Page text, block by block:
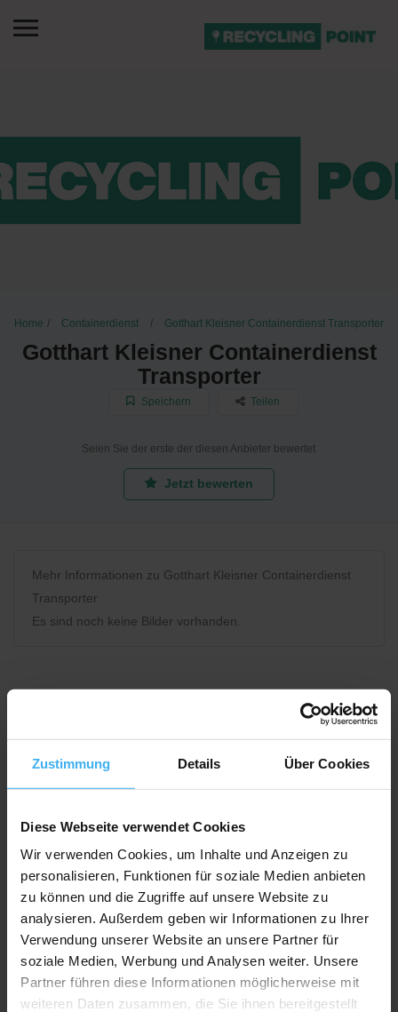
Zustimmung Details Über Cookies
Diese Webseite verwendet Cookies
Wir verwenden Cookies, um Inhalte und Anzeigen zu
personalisieren, Funktionen für soziale Medien anbieten
zu können und die Zugriffe auf unsere Website zu
analysieren. Außerdem geben wir Informationen zu Ihrer
Verwendung unserer Website an unsere Partner für
soziale Medien, Werbung und Analysen weiter. Unsere
Partner führen diese Informationen möglicherweise mit
weiteren Daten zusammen, die Sie ihnen bereitgestellt
Home Containerdienst Gotthart Kleisner Containerdienst Transporter
Gotthart Kleisner Containerdienst
Transporter
Speichern Teilen
Seien Sie der erste der diesen Anbieter bewertet
Jetzt bewerten
Mehr Informationen zu Gotthart Kleisner Containerdienst
Transporter
Es sind noch keine Bilder vorhanden.